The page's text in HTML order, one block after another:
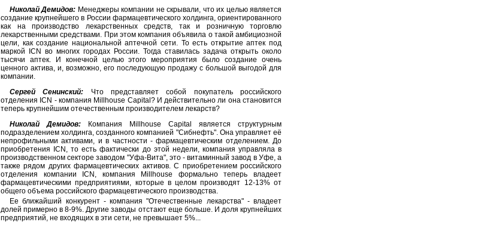
Николай Демидов: Менеджеры компании не скрывали, что их целью является
создание крупнейшего в России фармацевтического холдинга, ориентированного
как на производство лекарственных средств, так и розничную торговлю
лекарственными средствами. При этом компания объявила о такой амбициозной
цели, как создание национальной аптечной сети. То есть открытие аптек под
маркой ICN во многих городах России. Тогда ставилась задача открыть около
тысячи аптек. И конечной целью этого мероприятия было создание очень
ценного актива, и, возможно, его последующую продажу с большой выгодой для
компании.
Сергей Сенинский: Что представляет собой покупатель российского
отделения ICN - компания Millhouse Capital? И действительно ли она становится
теперь крупнейшим отечественным производителем лекарств?
Николай Демидов: Компания Millhouse Capital является структурным
подразделением холдинга, созданного компанией "Сибнефть". Она управляет её
непрофильными активами, и в частности - фармацевтическим отделением. До
приобретения ICN, то есть фактически до этой недели, компания управляла в
производственном секторе заводом "Уфа-Вита", это - витаминный завод в Уфе, а
также рядом других фармацевтических активов. С приобретением российского
отделения компании ICN, компания Millhouse формально теперь владеет
фармацевтическими предприятиями, которые в целом производят 12-13% от
общего объема российского фармацевтического производства.
Ее ближайший конкурент - компания "Отечественные лекарства" - владеет
долей примерно в 8-9%. Другие заводы отстают еще больше. И доля крупнейших
предприятий, не входящих в эти сети, не превышает 5%...